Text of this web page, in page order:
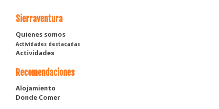
Sierraventura
Quienes somos
Actividades destacadas
Actividades
Recomendaciones
Alojamiento
Donde Comer